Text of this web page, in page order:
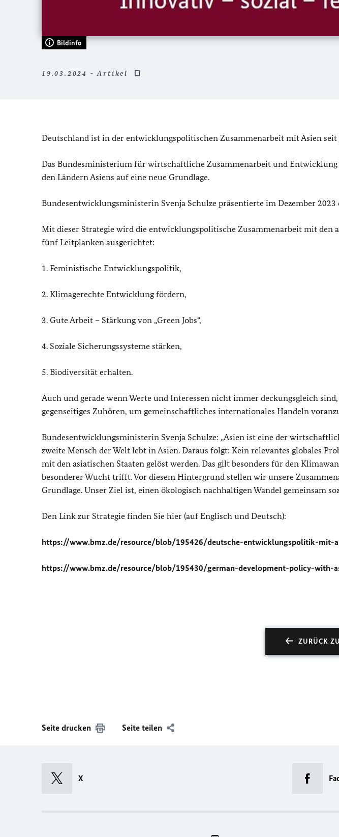
Bildinfo
19.03.2024 - Artikel
Deutschland ist in der entwicklungspolitischen Zusammenarbeit mit Asien seit
Das Bundesministerium für wirtschaftliche Zusammenarbeit und Entwicklung
den Ländern Asiens auf eine neue Grundlage.
Bundesentwicklungsministerin Svenja Schulze präsentierte im Dezember
Mit dieser Strategie wird die entwicklungspolitische Zusammenarbeit mit den
fünf Leitplanken ausgerichtet:
1. Feministische Entwicklungspolitik,
2. Klimagerechte Entwicklung fördern,
3. Gute Arbeit – Stärkung von „Green Jobs“,
4. Soziale Sicherungssysteme stärken,
5. Biodiversität erhalten.
Auch und gerade wenn Werte und Interessen nicht immer deckungsgleich
gegenseitiges Zuhören, um gemeinschaftliches internationales Handeln
Bundesentwicklungsministerin Svenja Schulze: „Asien ist eine der
zweite Mensch der Welt lebt in Asien. Daraus folgt: Kein relevantes globales
mit den asiatischen Staaten gelöst werden. Das gilt besonders für den
besonderer Wucht trifft. Vor diesem Hintergrund stellen wir unsere
Grundlage. Unser Ziel ist, einen ökologisch nachhaltigen Wandel gemeinsam
Den Link zur Strategie finden Sie hier (auf Englisch und Deutsch):
https://www.bmz.de/resource/blob/195426/deutsche-entwicklungspolitik-mit-
https://www.bmz.de/resource/blob/195430/german-development-policy-with-
ZURÜCK
Seite drucken Seite teilen
X